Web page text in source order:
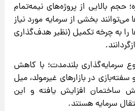
حجم بالایی از پروژه‌های نیمه‌تمام
بخشی از سرمایه مورد نیاز
را به چرخه تکمیل (نظیر هدف‌گذاری
سرمایه‌گذاری بلندمدت؛ با کاهش
در بازارهای غیرمولد، میل
ساختمان افزایش یافته و این
سرمایه هستند.